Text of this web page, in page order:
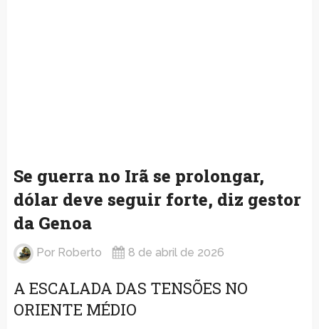
Se guerra no Irã se prolongar,
dólar deve seguir forte, diz gestor
da Genoa
Por Roberto 8 de abril de 2026
A ESCALADA DAS TENSÕES NO
ORIENTE MÉDIO